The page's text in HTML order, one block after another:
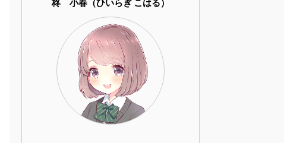
柊 小春（ひいらぎ こはる）